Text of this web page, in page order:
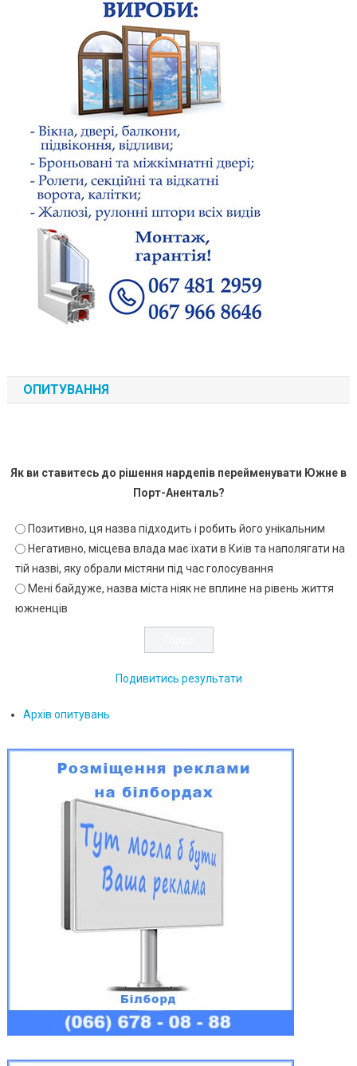
ОПИТУВАННЯ
Як ви ставитесь до рішення нардепів перейменувати Южне в
Порт-Аненталь?
Позитивно, ця назва підходить і робить його унікальним
Негативно, місцева влада має їхати в Київ та наполягати на
тій назві, яку обрали містяни під час голосування
Мені байдуже, назва міста ніяк не вплине на рівень життя
южненців
Подивитись результати
Архів опитувань